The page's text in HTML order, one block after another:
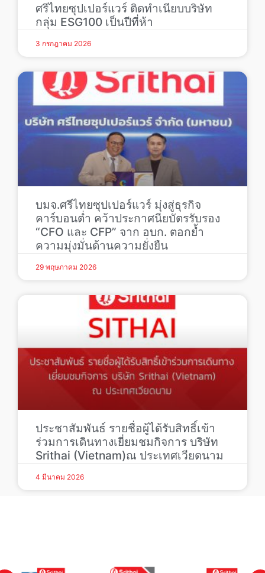
ศรีไทยซุปเปอร์แวร์ ติดทำเนียบบริษัท
กลุ่ม ESG100 เป็นปีที่ห้า
3 กรกฎาคม 2026
บมจ.ศรีไทยซุปเปอร์แวร์ มุ่งสู่ธุรกิจ
คาร์บอนต่ำ คว้าประกาศนียบัตรรับรอง
“CFO และ CFP” จาก อบก. ตอกย้ำ
ความมุ่งมั่นด้านความยั่งยืน
29 พฤษภาคม 2026
ประชาสัมพันธ์ รายชื่อผู้ได้รับสิทธิ์เข้า
ร่วมการเดินทางเยี่ยมชมกิจการ บริษัท
Srithai (Vietnam)ณ ประเทศเวียดนาม
4 มีนาคม 2026